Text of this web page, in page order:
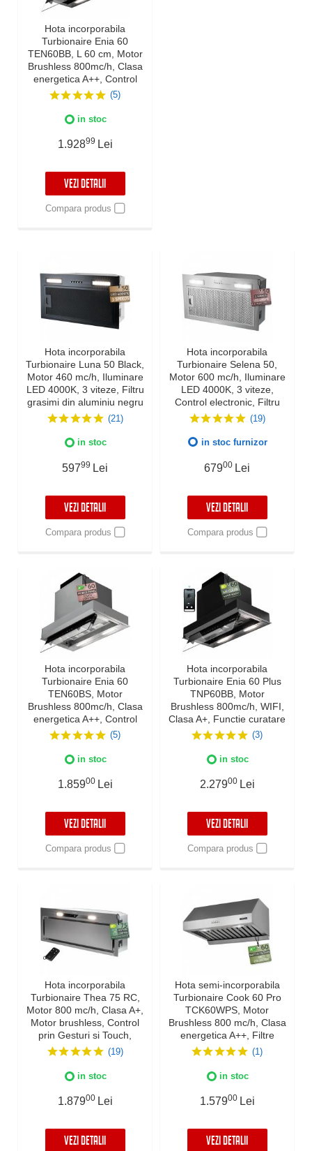
Hota incorporabila
Turbionaire Enia 60
TEN60BB, L 60 cm, Motor
Brushless 800mc/h, Clasa
energetica A++, Control
tactil pe Panoul mobil,
tratata termic, Instalare
viteze+Boost, Finisaj negru
(5)
in stoc
1.92899 Lei
VEZI DETALII
Compara produs
Hota incorporabila
Turbionaire Luna 50 Black,
Motor 460 mc/h, Iluminare
LED 4000K, 3 viteze, Filtru
grasimi din aluminiu negru
in 5 straturi(21)
in stoc
59799 Lei
VEZI DETALII
Compara produs
Hota incorporabila
Turbionaire Selena 50,
Motor 600 mc/h, Iluminare
LED 4000K, 3 viteze,
Control electronic, Filtru
grasimi din Inox si Aluminiu
in 5 straturi
(19)
in stoc furnizor
67900 Lei
VEZI DETALII
Compara produs
Hota incorporabila
Turbionaire Enia 60
TEN60BS, Motor
Brushless 800mc/h, Clasa
energetica A++, Control
tactil pe Panoul mobil,
tratata termic, Instalare
viteze+Boost, Finisaj inox
(5)
in stoc
1.85900 Lei
VEZI DETALII
Compara produs
Hota incorporabila
Turbionaire Enia 60 Plus
TNP60BB, Motor
Brushless 800mc/h, WIFI,
Clasa A+, Functie curatare
aer, Reminder
Control tactil pe panoul
verticala/orizontala, Finisaj
(3)
in stoc
2.27900 Lei
VEZI DETALII
Compara produs
Hota incorporabila
Turbionaire Thea 75 RC,
Motor 800 mc/h, Clasa A+,
Motor brushless, Control
prin Gesturi si Touch,
Telecomanda, Iluminare
LED 4000K, Aspiratie
perimetrala, 3 viteze +
straturi
(19)
in stoc
1.87900 Lei
VEZI DETALII
Hota semi-incorporabila
Turbionaire Cook 60 Pro
TCK60WPS, Motor
Brushless 800 mc/h, Clasa
energetica A++, Filtre
Baffle Avansate din inox,
Colector de grasimi,
Control electronic,
viteze+Boost, 60 cm, inox
(1)
in stoc
1.57900 Lei
VEZI DETALII